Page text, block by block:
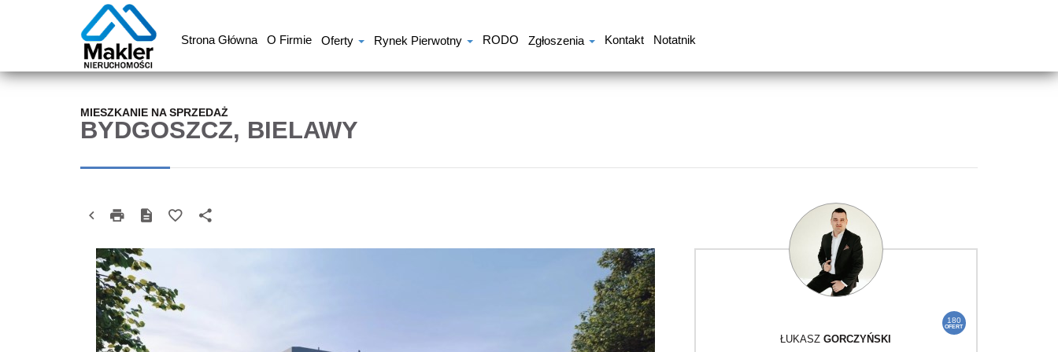
Strona Główna O Firmie Oferty Rynek Pierwotny RODO Zgłoszenia Kontakt Notatnik
BYDGOSZCZ, BIELAWY
MIESZKANIE NA SPRZEDAŻ
180
OFERT
ŁUKASZGORCZYŃSKI